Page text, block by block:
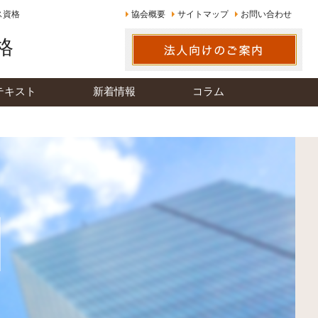
資格 協会概要 サイトマップ お問い合わせ
キスト 新着情報 コラム